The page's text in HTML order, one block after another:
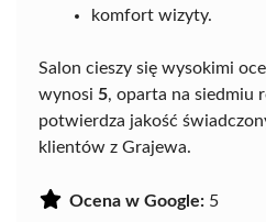
komfort wizyty.
Salon cieszy się wysokimi
wynosi 5, oparta na siedmiu
potwierdza jakość
klientów z Grajewa.
Ocena w Google: 5